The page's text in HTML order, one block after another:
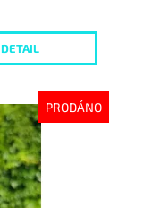
DETAIL
PRODÁNO